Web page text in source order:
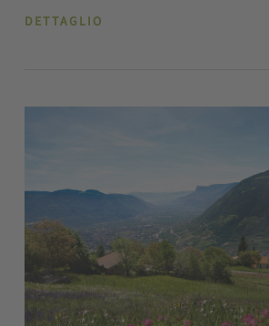
DETTAGLIO